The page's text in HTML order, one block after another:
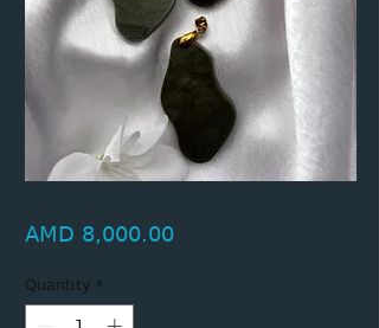
AMD 8,000.00Price
Quantity *